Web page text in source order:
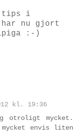
tips i
nu gjort
:-)
kl. 19:36
otroligt mycket.
envis liten